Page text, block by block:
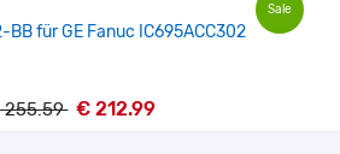
Sale
BB für GE Fanuc IC695ACC302
255.59 € 212.99